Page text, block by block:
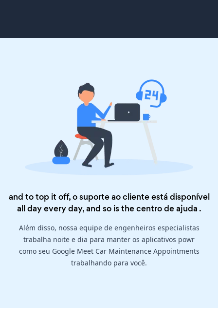
and to top it off, o suporte ao cliente está disponível
all day every day, and so is thecentro de ajuda .
Além disso, nossa equipe de engenheiros especialistas
trabalha noite e dia para manter os aplicativos powr
como seu Google Meet Car Maintenance Appointments
trabalhando para você.